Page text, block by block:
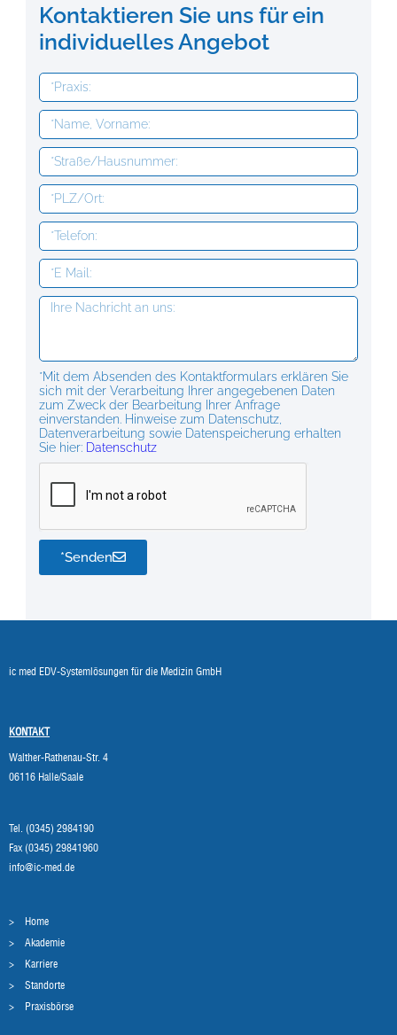
Kontaktieren Sie uns für ein
individuelles Angebot
*Mit dem Absenden des Kontaktformulars erklären Sie
sich mit der Verarbeitung Ihrer angegebenen Daten
zum Zweck der Bearbeitung Ihrer Anfrage
einverstanden. Hinweise zum Datenschutz,
Datenverarbeitung sowie Datenspeicherung erhalten
Sie hier: Datenschutz
*Senden
ic med EDV-Systemlösungen für die Medizin GmbH
KONTAKT
Walther-Rathenau-Str. 4
06116 Halle/Saale
Tel. (0345) 2984190
Fax (0345) 29841960
info@ic-med.de
Home
Akademie
Karriere
Standorte
Praxisbörse